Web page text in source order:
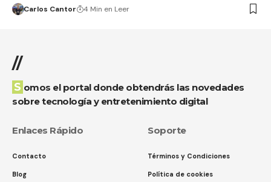
Carlos Cantor 4 Min en Leer
//
Somos el portal donde obtendrás las novedades
sobre tecnología y entretenimiento digital
Enlaces Rápido
Contacto
Blog
Soporte
Términos y Condiciones
Política de cookies